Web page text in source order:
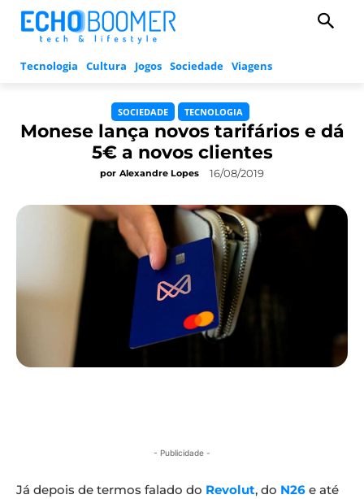
Tecnologia Cultura Jogos Sociedade Viagens
SOCIEDADE TECNOLOGIA
Monese lança novos tarifários e dá
5€ a novos clientes
por Alexandre Lopes 16/08/2019
- Publicidade -
Já depois de termos falado do Revolut, do N26 e até